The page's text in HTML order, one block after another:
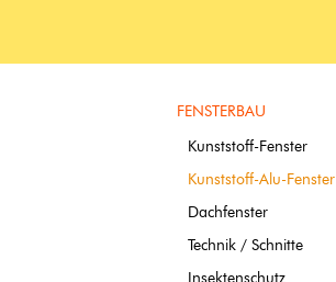
FENSTERBAU
Kunststoff-Fenster
Kunststoff-Alu-Fenster
Dachfenster
Technik / Schnitte
Insektenschutz